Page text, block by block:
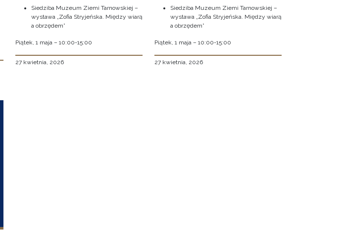
Siedziba Muzeum Ziemi Tarnowskiej –
wystawa „Zofia Stryjeńska. Między wiarą
a obrzędem”
Piątek, 1 maja – 10:00-15:00
27 kwietnia, 2026
Siedziba Muzeum Ziemi Tarnowskiej –
wystawa „Zofia Stryjeńska. Między wiarą
a obrzędem”
Piątek, 1 maja – 10:00-15:00
27 kwietnia, 2026